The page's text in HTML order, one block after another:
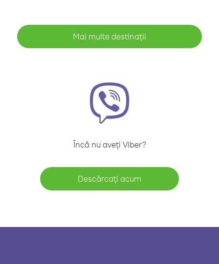
Mai multe destinații
Încă nu aveți Viber?
Descărcați acum